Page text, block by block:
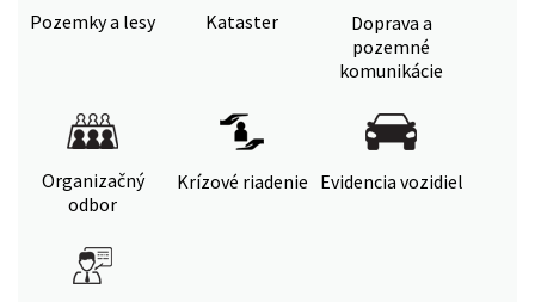
Pozemky a lesy Kataster
Doprava a
pozemné
komunikácie
Organizačný
odbor
Krízové riadenie Evidencia vozidiel